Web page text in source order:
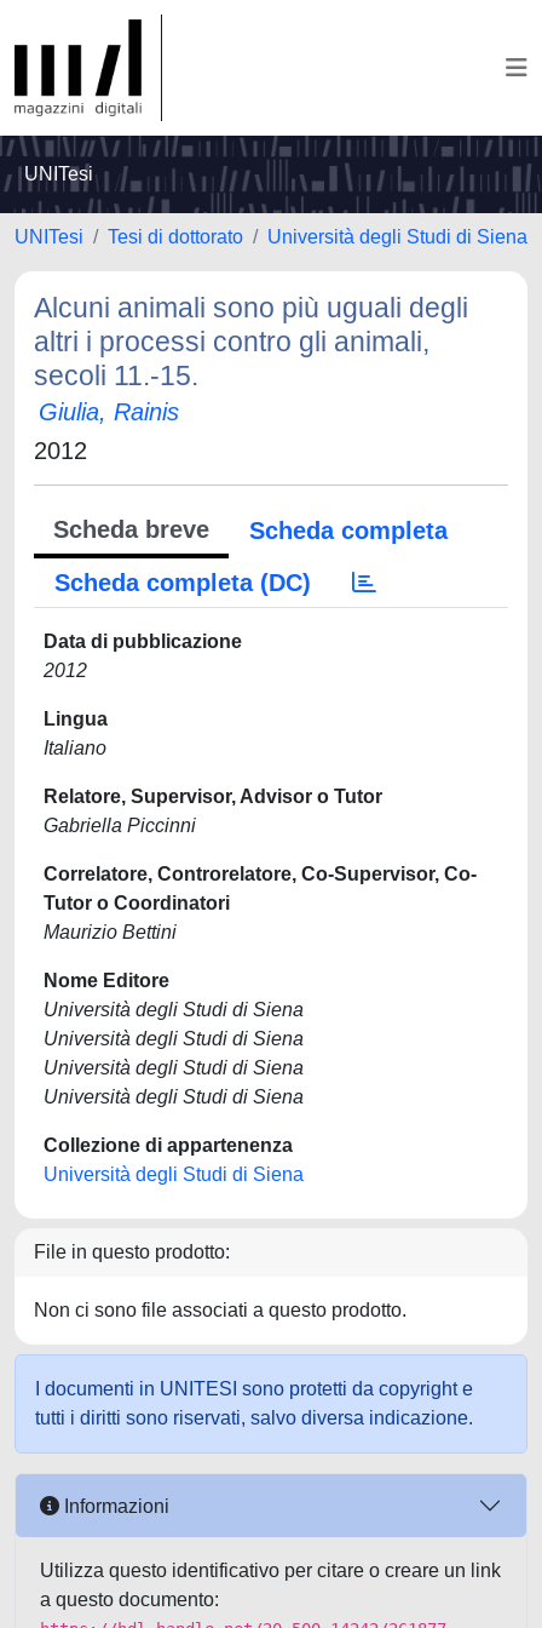
UNITesi
UNITesi Tesi di dottorato Università degli Studi di Siena
Alcuni animali sono più uguali degli
altri i processi contro gli animali,
secoli 11.-15.
Giulia, Rainis
2012
Scheda breve
Scheda completa
Scheda completa (DC)
Data di pubblicazione
2012
Lingua
Italiano
Relatore, Supervisor, Advisor o Tutor
Gabriella Piccinni
Correlatore, Controrelatore, Co-Supervisor, Co-
Tutor o Coordinatori
Maurizio Bettini
Nome Editore
Università degli Studi di Siena
Università degli Studi di Siena
Università degli Studi di Siena
Università degli Studi di Siena
Collezione di appartenenza
Università degli Studi di Siena
File in questo prodotto:
Non ci sono file associati a questo prodotto.
I documenti in UNITESI sono protetti da copyright e
tutti i diritti sono riservati, salvo diversa indicazione.
Informazioni
Utilizza questo identificativo per citare o creare un link
a questo documento: